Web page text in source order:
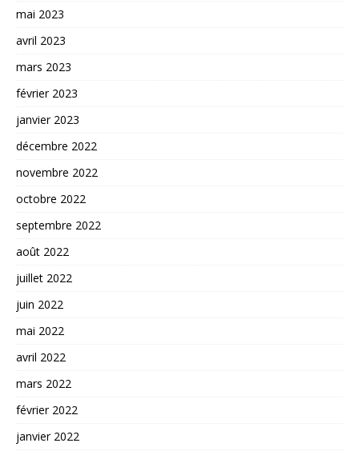
mai 2023
avril 2023
mars 2023
février 2023
janvier 2023
décembre 2022
novembre 2022
octobre 2022
septembre 2022
août 2022
juillet 2022
juin 2022
mai 2022
avril 2022
mars 2022
février 2022
janvier 2022